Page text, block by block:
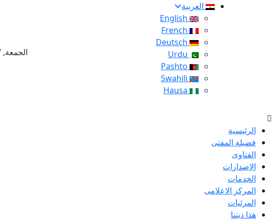
العربية
الجمعة, 07 أغسطس 2026 – 24 صفر 1448 هـ
الرئيسية
فضيلة المفتى
الفتاوى
الإصدارات
الخدمات
المركز الإعلامى
المرئيات
هذا ديننا